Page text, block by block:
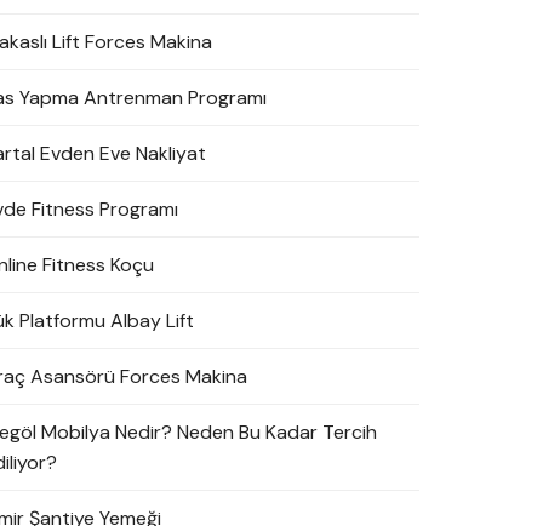
Lift Forces Makina
Yapma Antrenman Programı
Evden Eve Nakliyat
Fitness Programı
Fitness Koçu
Platformu Albay Lift
Asansörü Forces Makina
Mobilya Nedir? Neden Bu Kadar Tercih
Şantiye Yemeği